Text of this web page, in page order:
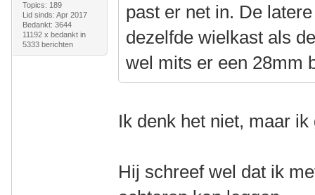
Topics: 189
Lid sinds: Apr 2017
Bedankt: 3644
11192 x bedankt in
5333 berichten
past er net in. De
dezelfde wielkast als
wel mits er een 28mm
Ik denk het niet, maar
Hij schreef wel dat ik